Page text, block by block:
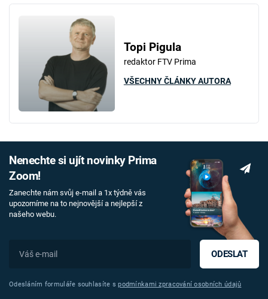
Topi Pigula
redaktor FTV Prima
VŠECHNY ČLÁNKY AUTORA
Nenechte si ujít novinky Prima
Zoom!
Zanechte nám svůj e-mail a 1x týdně vás
upozorníme na to nejnovější a nejlepší z
našeho webu.
ODESLAT
Odesláním formuláře souhlasíte spodmínkami zpracování osobních údajů